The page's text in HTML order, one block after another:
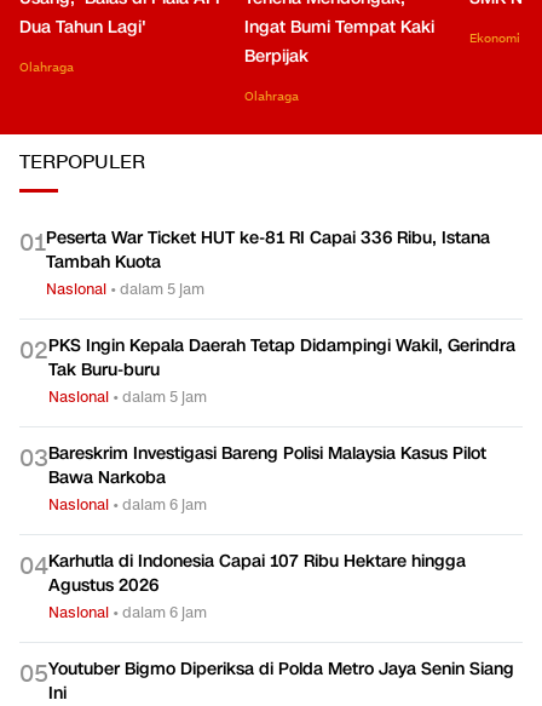
Dua Tahun Lagi'
Olahraga
Ingat Bumi Tempat Kaki
Berpijak
Olahraga
Ekonomi
TERPOPULER
01Peserta War Ticket HUT ke-81 RI Capai 336 Ribu, Istana
Tambah Kuota
Nasional •dalam 5 jam
02PKS Ingin Kepala Daerah Tetap Didampingi Wakil, Gerindra
Tak Buru-buru
Nasional •dalam 5 jam
03Bareskrim Investigasi Bareng Polisi Malaysia Kasus Pilot
Bawa Narkoba
Nasional •dalam 6 jam
04Karhutla di Indonesia Capai 107 Ribu Hektare hingga
Agustus 2026
Nasional •dalam 6 jam
05Youtuber Bigmo Diperiksa di Polda Metro Jaya Senin Siang
Ini